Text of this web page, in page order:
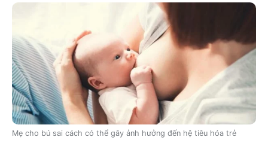
Mẹ cho bú sai cách có thể gây ảnh hưởng đến hệ tiêu hóa trẻ